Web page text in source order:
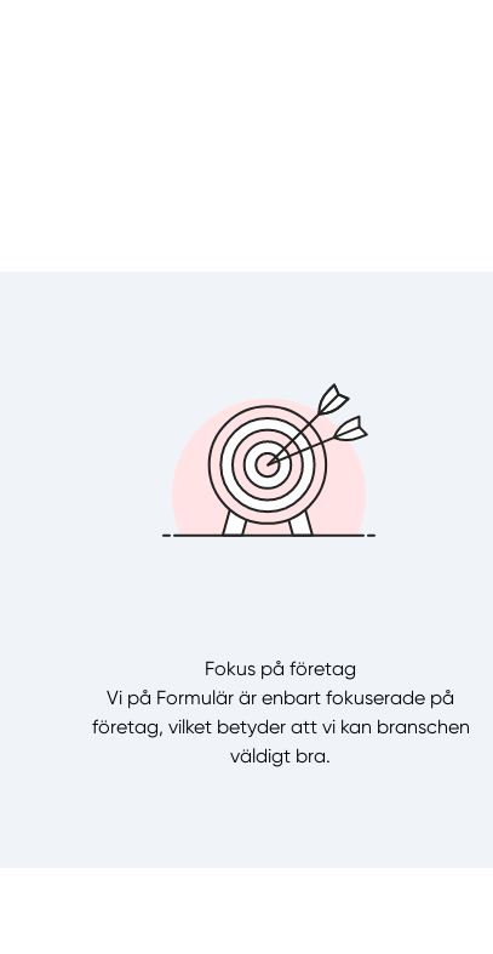
Fokus på företag
Vi på Formulär är enbart fokuserade på
företag, vilket betyder att vi kan branschen
väldigt bra.